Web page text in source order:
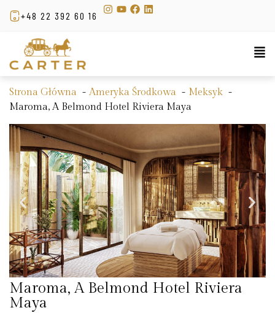
+48 22 392 60 16
Strona Główna Ameryka Środkowa
Meksyk
Maroma, A Belmond Hotel Riviera Maya
Maroma, A Belmond Hotel Riviera
Maya